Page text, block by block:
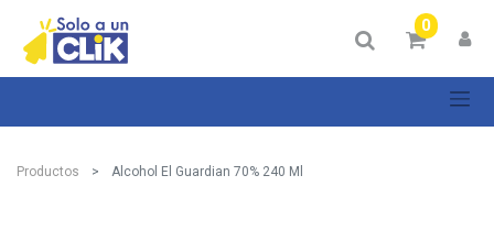
0
Productos Alcohol El Guardian 70% 240 Ml